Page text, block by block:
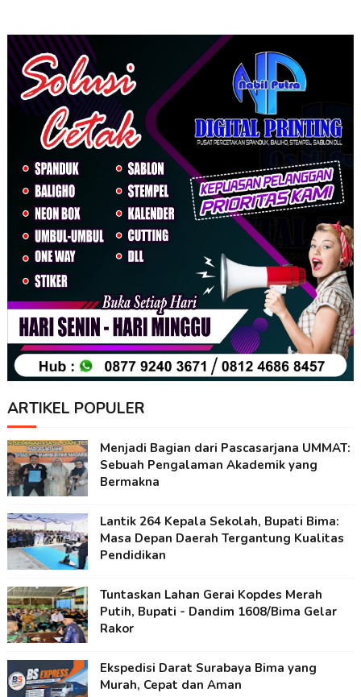
ARTIKEL POPULER
Menjadi Bagian dari Pascasarjana UMMAT:
Sebuah Pengalaman Akademik yang
Bermakna
Lantik 264 Kepala Sekolah, Bupati Bima:
Masa Depan Daerah Tergantung Kualitas
Pendidikan
Tuntaskan Lahan Gerai Kopdes Merah
Putih, Bupati - Dandim 1608/Bima Gelar
Rakor
Ekspedisi Darat Surabaya Bima yang
Murah, Cepat dan Aman